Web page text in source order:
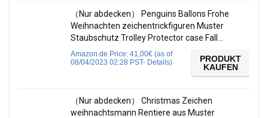
（Nur abdecken） Penguins Ballons Frohe
Weihnachten zeichentrickfiguren Muster
Staubschutz Trolley Protector case Fall…
Amazon.de Price: 41,00€ (as of
08/04/2023 02:28 PST- Details)
PRODUKT
KAUFEN
（Nur abdecken） Christmas Zeichen
weihnachtsmann Rentiere aus Muster